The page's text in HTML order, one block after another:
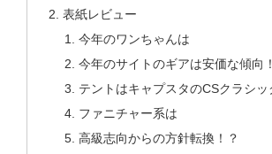
表紙レビュー
今年のワンちゃんは
今年のサイトのギアは安価な傾向
テントはキャプスタのCSクラシ
ファニチャー系は
高級志向からの方針転換！？